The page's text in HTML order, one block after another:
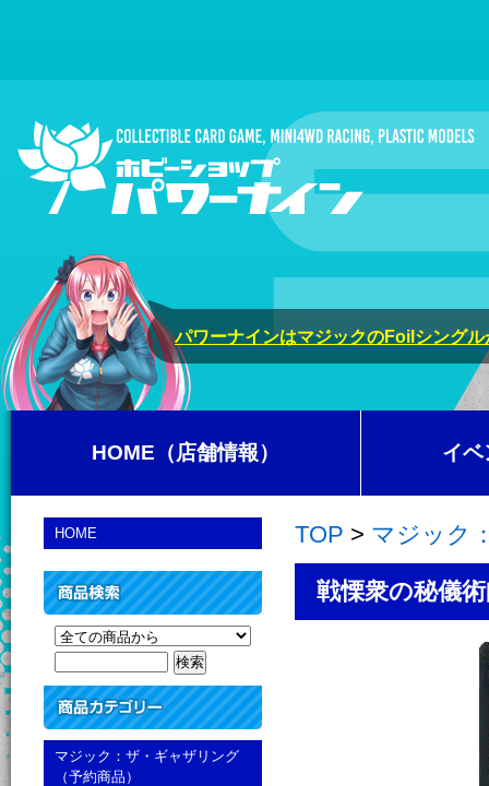
パワーナインはマジックのFoilシング
HOME（店舗情報） イベ
TOP > マジック
戦慄衆の秘儀
HOME
マジック：ザ・ギャザリング
（予約商品）